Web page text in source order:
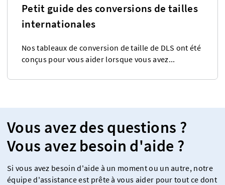
Petit guide des conversions de tailles
internationales
Nos tableaux de conversion de taille de DLS ont été
conçus pour vous aider lorsque vous avez...
Vous avez des questions ?
Vous avez besoin d'aide ?
Si vous avez besoin d'aide à un moment ou un autre, notre
équipe d'assistance est prête à vous aider pour tout ce dont